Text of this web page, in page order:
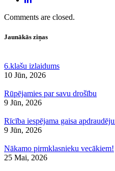
Comments are closed.
Jaunākās ziņas
6.klašu izlaidums
10 Jūn, 2026
Rūpējamies par savu drošību
9 Jūn, 2026
Rīcība iespējama gaisa
9 Jūn, 2026
Nākamo pirmklasnieku vecākiem!
25 Mai, 2026